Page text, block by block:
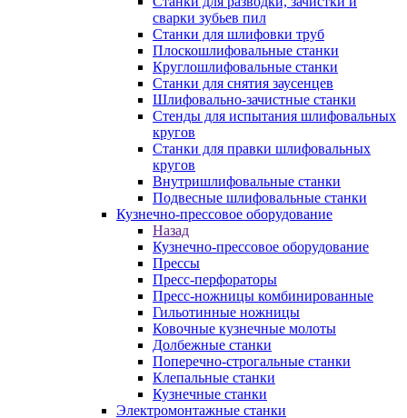
сварки зубьев пил
Станки для шлифовки труб
Плоскошлифовальные станки
Круглошлифовальные станки
Станки для снятия заусенцев
Шлифовально-зачистные станки
Стенды для испытания шлифовальных
кругов
Станки для правки шлифовальных
кругов
Внутришлифовальные станки
Подвесные шлифовальные станки
Кузнечно-прессовое оборудование
Назад
Кузнечно-прессовое оборудование
Прессы
Пресс-перфораторы
Пресс-ножницы комбинированные
Гильотинные ножницы
Ковочные кузнечные молоты
Долбежные станки
Поперечно-строгальные станки
Клепальные станки
Кузнечные станки
Электромонтажные станки